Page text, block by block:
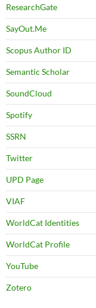
ResearchGate
SayOut.Me
Scopus Author ID
Semantic Scholar
SoundCloud
Spotify
SSRN
Twitter
UPD Page
VIAF
WorldCat Identities
WorldCat Profile
YouTube
Zotero